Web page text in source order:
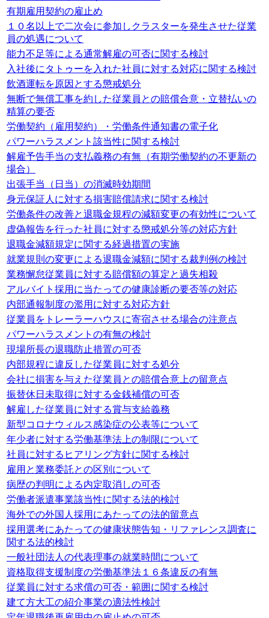
有期雇用契約の雇止め
１０名以上で二次会に参加しクラスターを発生させた従業
員の処遇について
能力不足等による通常解雇の可否に関する検討
入社後にタトゥーを入れた社員に対する対応に関する検討
飲酒運転を原因とする懲戒処分
無断で無償工事を約した従業員との賠償合意・立替払いの
精算の要否
労働契約（雇用契約）・労働条件通知書の電子化
パワーハラスメント該当性に関する検討
解雇予告手当の支払義務の有無（有期労働契約の不更新の
場合）
出張手当（日当）の消滅時効期間
身元保証人に対する損害賠償請求に関する検討
労働条件の改善と退職金規程の減額変更の有効性について
虚偽報告を行った社員に対する懲戒処分等の対応方針
退職金減額規定に関する経過措置の実施
就業規則の変更による退職金減額に関する裁判例の検討
業務懈怠従業員に対する賠償額の算定と過失相殺
アルバイト採用に当たっての健康診断の要否等の対応
内部通報制度の濫用に対する対応方針
従業員をトレーラーハウスに寄宿させる場合の注意点
パワーハラスメントの有無の検討
現場所長の退職防止措置の可否
内部規程に違反した従業員に対する処分
会社に損害を与えた従業員との賠償合意上の留意点
振替休日未取得に対する金銭補償の可否
解雇した従業員に対する賞与支給義務
新型コロナウィルス感染症の公表等について
年少者に対する労働基準法上の制限について
社員に対するヒアリング方針に関する検討
雇用と業務委託との区別について
病歴の判明による内定取消しの可否
労働者派遣事業該当性に関する法的検討
海外での外国人採用にあたっての法的留意点
採用選考にあたっての健康状態告知・リファレンス調査に
関する法的検討
一般社団法人の代表理事の就業時間について
資格取得支援制度の労働基準法１６条違反の有無
従業員に対する求償の可否・範囲に関する検討
建て方大工の紹介事業の適法性検討